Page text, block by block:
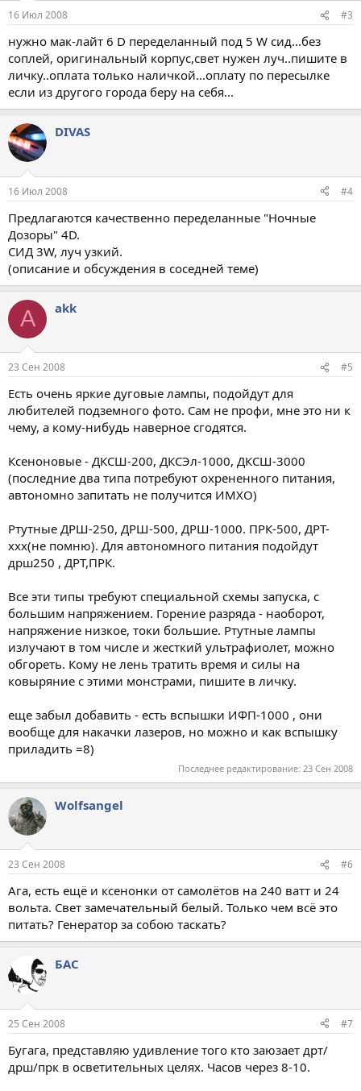
16 Июл 2008 #3
нужно мак-лайт 6 D переделанный под 5 W сид...без
соплей, оригинальный корпус,свет нужен луч..пишите в
личку..оплата только наличкой...оплату по пересылке
если из другого города беру на себя...
DIVAS
16 Июл 2008 #4
Предлагаются качественно переделанные "Ночные
Дозоры" 4D.
СИД 3W, луч узкий.
(описание и обсуждения в соседней теме)
A akk
23 Сен 2008 #5
Есть очень яркие дуговые лампы, подойдут для
любителей подземного фото. Сам не профи, мне это ни к
чему, а кому-нибудь наверное сгодятся.
Ксеноновые - ДКСШ-200, ДКСЭл-1000, ДКСШ-3000
(последние два типа потребуют охрененного питания,
автономно запитать не получится ИМХО)
Ртутные ДРШ-250, ДРШ-500, ДРШ-1000. ПРК-500, ДРТ-
ххх(не помню). Для автономного питания подойдут
дрш250 , ДРТ,ПРК.
Все эти типы требуют специальной схемы запуска, с
большим напряжением. Горение разряда - наоборот,
напряжение низкое, токи большие. Ртутные лампы
излучают в том числе и жесткий ультрафиолет, можно
обгореть. Кому не лень тратить время и силы на
ковыряние с этими монстрами, пишите в личку.
еще забыл добавить - есть вспышки ИФП-1000 , они
вообще для накачки лазеров, но можно и как вспышку
приладить =8)
Последнее редактирование: 23 Сен 2008
Wolfsangel
23 Сен 2008 #6
Ага, есть ещё и ксенонки от самолётов на 240 ватт и 24
вольта. Свет замечательный белый. Только чем всё это
питать? Генератор за собою таскать?
БАС
25 Сен 2008 #7
Бугага, представляю удивление того кто заюзает дрт/
дрш/прк в осветительных целях. Часов через 8-10.